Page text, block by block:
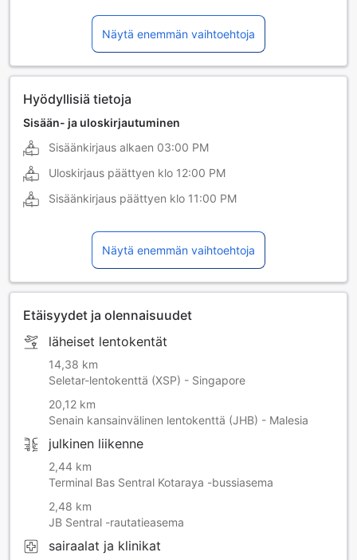
Näytä enemmän vaihtoehtoja
Hyödyllisiä tietoja
Sisään- ja uloskirjautuminen
Sisäänkirjaus alkaen 03:00 PM
Uloskirjaus päättyen klo 12:00 PM
Sisäänkirjaus päättyen klo 11:00 PM
Näytä enemmän vaihtoehtoja
Etäisyydet ja olennaisuudet
läheiset lentokentät
14,38 km
Seletar-lentokenttä (XSP) - Singapore
20,12 km
Senain kansainvälinen lentokenttä (JHB) - Malesia
julkinen liikenne
2,44 km
Terminal Bas Sentral Kotaraya -bussiasema
2,48 km
JB Sentral -rautatieasema
sairaalat ja klinikat